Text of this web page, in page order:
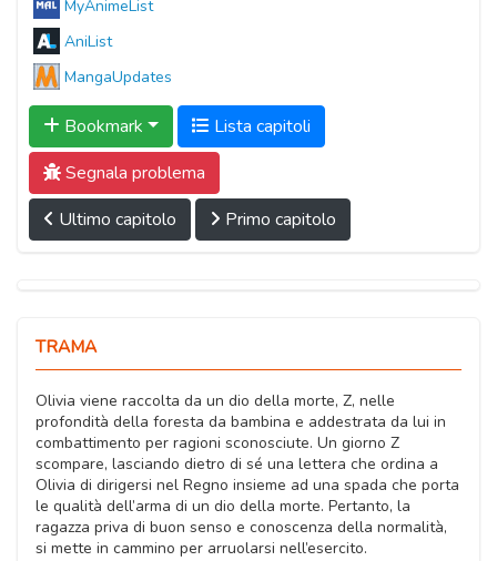
MyAnimeList
AniList
MangaUpdates
Bookmark
Lista capitoli
Segnala problema
Ultimo capitolo
Primo capitolo
TRAMA
Olivia viene raccolta da un dio della morte, Z, nelle
profondità della foresta da bambina e addestrata da lui in
combattimento per ragioni sconosciute. Un giorno Z
scompare, lasciando dietro di sé una lettera che ordina a
Olivia di dirigersi nel Regno insieme ad una spada che porta
le qualità dell’arma di un dio della morte. Pertanto, la
ragazza priva di buon senso e conoscenza della normalità,
si mette in cammino per arruolarsi nell’esercito.